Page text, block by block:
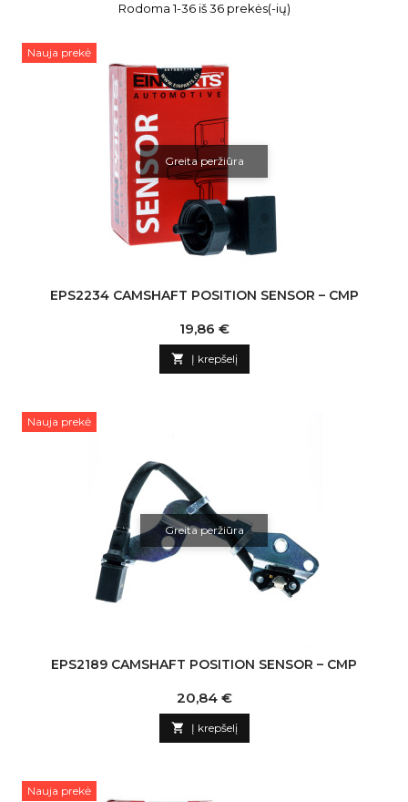
Rodoma 1-36 iš 36 prekės(-ių)
Nauja prekė
Greita peržiūra
EPS2234 CAMSHAFT POSITION SENSOR – CMP
Kaina
19,86 €
 Į krepšelį
Nauja prekė
Greita peržiūra
EPS2189 CAMSHAFT POSITION SENSOR – CMP
Kaina
20,84 €
 Į krepšelį
Nauja prekė